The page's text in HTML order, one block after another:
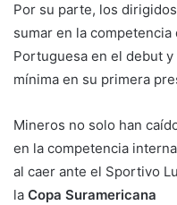
Por su parte, los
sumar en la
Portuguesa en el debut
mínima en su primera
Mineros no solo han
en la competencia
al caer ante el Sportivo
la Copa Suramericana